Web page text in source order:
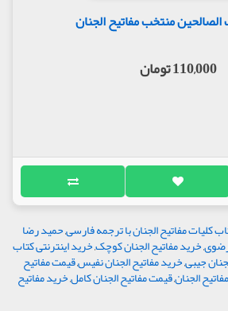
منتخب مفاتیح الجنان
110,000 تومان
کلیات مفاتیح الجنان با ترجمه فارسی,حمید رضا
,خرید مفاتیح الجنان کوچک,خرید اینترنتی کتاب
جیبی,خرید مفاتیح الجنان نفیس,قیمت مفاتیح
الجنان,قیمت مفاتیح الجنان کامل,خرید مفاتیح